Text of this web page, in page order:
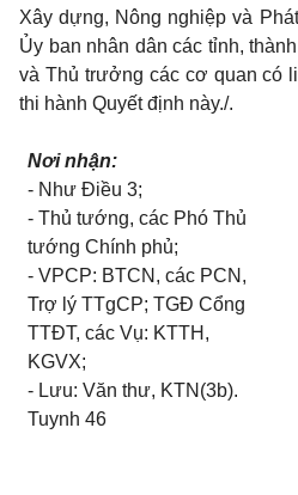
Xây dựng, Nông nghiệp và
Ủy ban nhân dân các tỉnh,
và Thủ trưởng các cơ quan có
thi hành Quyết định này./.
Nơi nhận:
- Như Điều 3;
- Thủ tướng, các Phó Thủ
tướng Chính phủ;
- VPCP: BTCN, các PCN,
Trợ lý TTgCP; TGĐ Cổng
TTĐT, các Vụ: KTTH,
KGVX;
- Lưu: Văn thư, KTN(3b).
Tuynh 46